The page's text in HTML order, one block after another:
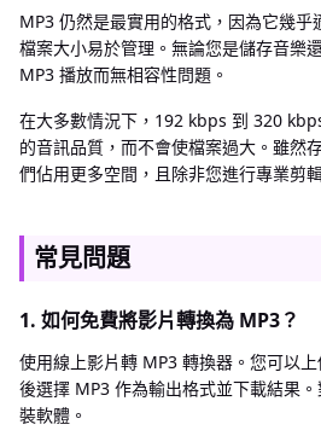
MP3 仍然是最實用的格式，因為它幾
檔案大小易於管理。無論您是儲存音樂
MP3 播放而無相容性問題。
在大多數情況下，192 kbps 到 320
的音訊品質，而不會使檔案過大。雖然
們佔用更多空間，且除非您進行專業剪
常見問題
1. 如何免費將影片轉換為 MP3？
使用線上影片轉 MP3 轉換器。您可以
後選擇 MP3 作為輸出格式並下載結果
裝軟體。